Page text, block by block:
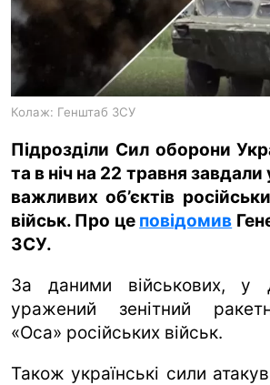
ua en
Колаж: Генштаб ЗСУ
Підрозділи Сил оборони
та в ніч на 22 травня завдали
важливих об’єктів
військ. Про це повідомив
ЗСУ.
За даними військових, у
уражений зенітний
«Оса» російських військ.
Також українські сили